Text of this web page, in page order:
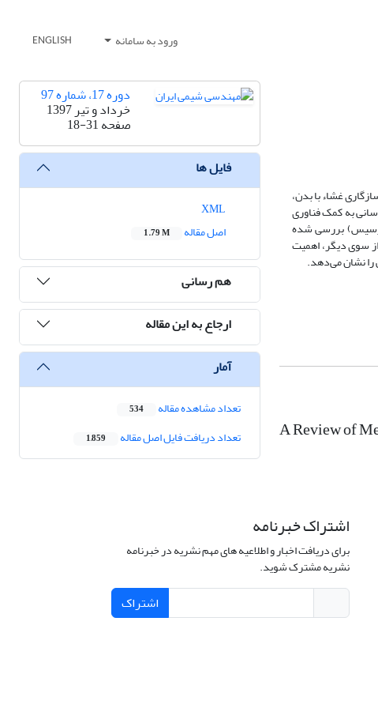
ورود به سامانه ENGLISH
غشاء با بدن،
به کمک فناوری
بررسی شده
سوی دیگر، اهمیت
نشان می‌دهد.
A Review of
دوره 17، شماره 97
خرداد و تیر 1397
صفحه18-31
فایل ها
اصل مقاله
1.79 M
هم رسانی
ارجاع به این مقاله
آمار
تعداد مشاهده مقاله 534
تعداد دریافت فایل اصل مقاله 1,859
اشتراک خبرنامه
برای دریافت اخبار و اطلاعیه های مهم نشریه در خبرنامه
نشریه مشترک شوید.
اشتراک